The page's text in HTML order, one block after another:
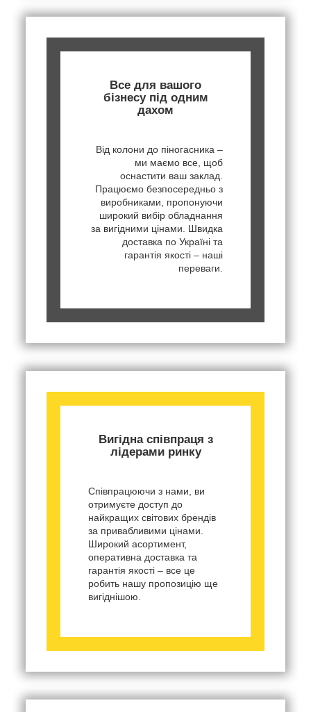
Все для вашого
бізнесу під одним
дахом
Від колони до піногасника –
ми маємо все, щоб
оснастити ваш заклад.
Працюємо безпосередньо з
виробниками, пропонуючи
широкий вибір обладнання
за вигідними цінами. Швидка
доставка по Україні та
гарантія якості – наші
переваги.
Вигідна співпраця з
лідерами ринку
Співпрацюючи з нами, ви
отримуєте доступ до
найкращих світових брендів
за привабливими цінами.
Широкий асортимент,
оперативна доставка та
гарантія якості – все це
робить нашу пропозицію ще
вигіднішою.